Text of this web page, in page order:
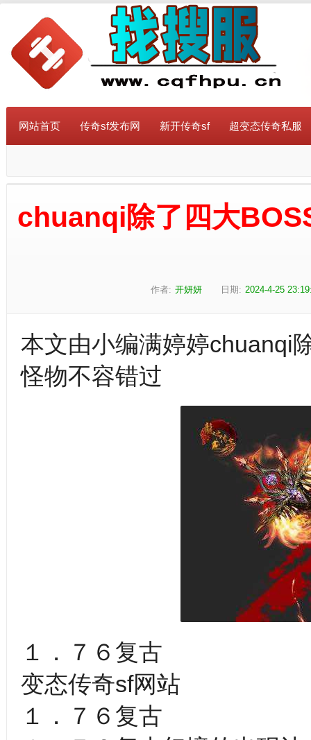
网站首页 传奇sf发布网 新开传奇sf 超变态传奇私服
chuanqi除了四大
作者: 开妍妍 日期: 2024-4-25
本文由小编满婷婷chuanqi
怪物不容错过
１．７６复古
变态传奇sf网站
１．７６复古